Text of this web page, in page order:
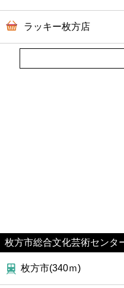
ラッキー枚方店
枚方市総合文化芸術センタ
枚方市(340ｍ)